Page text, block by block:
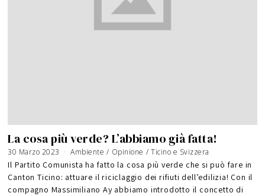
La cosa più verde? L’abbiamo già fatta!
30 Marzo 2023 Ambiente / Opinione / Ticino e Svizzera
Il Partito Comunista ha fatto la cosa più verde che si può fare in
Canton Ticino: attuare il riciclaggio dei rifiuti dell’edilizia! Con il
compagno Massimiliano Ay abbiamo introdotto il concetto di